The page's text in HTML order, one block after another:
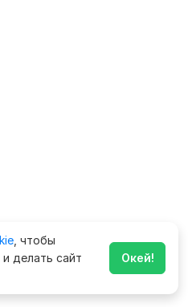
, чтобы
делать сайт
Окей!